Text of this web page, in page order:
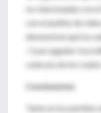
no relacionadas con
con el análisis de
demuestran que los
<1 por jugador-hora
cada uno de los
Conclusiones
Tanto en los